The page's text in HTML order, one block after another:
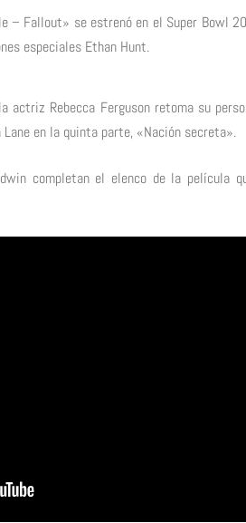
– Fallout» se estrenó en el Super Bowl
especiales Ethan Hunt.
actriz Rebecca Ferguson retoma su
en la quinta parte, «Nación secreta».
completan el elenco de la